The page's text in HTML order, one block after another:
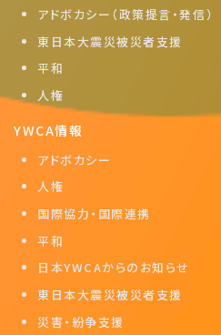
アドボカシー（政策提言・発信）
東日本大震災被災者支援
平和
人権
YWCA情報
アドボカシー
人権
国際協力・国際連携
平和
日本YWCAからのお知らせ
東日本大震災被災者支援
災害・紛争支援